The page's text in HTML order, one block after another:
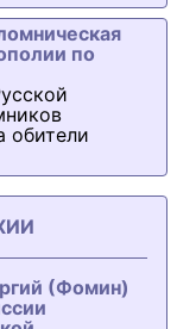
по
обители
(Фомин)